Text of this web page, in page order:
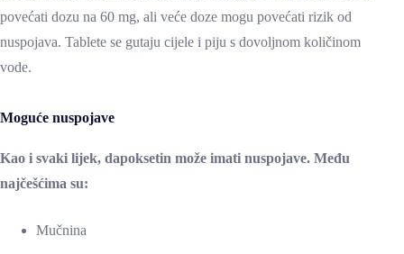
povećati dozu na 60 mg, ali veće doze mogu povećati rizik od
nuspojava. Tablete se gutaju cijele i piju s dovoljnom količinom
vode.
Moguće nuspojave
Kao i svaki lijek, dapoksetin može imati nuspojave. Među
najčešćima su:
Mučnina